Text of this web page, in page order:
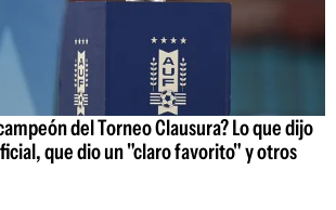
del Torneo Clausura? Lo que dijo
que dio un "claro favorito" y otros